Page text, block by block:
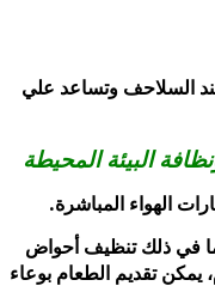
السلاحف وتساعد علي
البيئة المحيطة
الهواء المباشرة.
في ذلك تنظيف أحواض
يمكن تقديم الطعام بوعاء